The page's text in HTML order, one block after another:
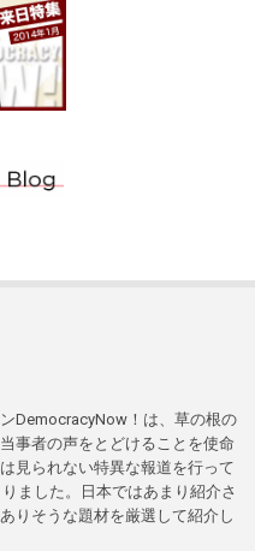
DemocracyNow！は、草の根の
事者の声をとどけることを使命
見られない特異な報道を行って
ました。日本ではあまり紹介さ
りそうな題材を厳選して紹介し